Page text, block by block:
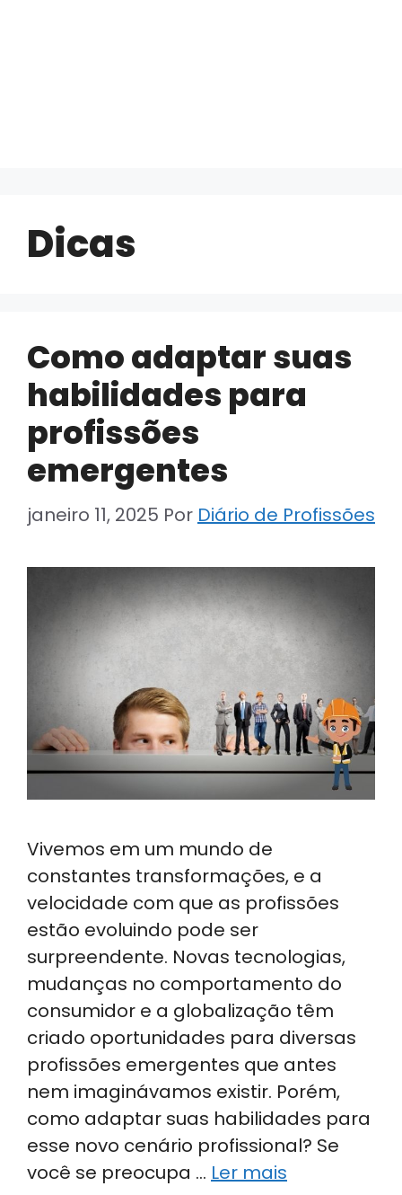
Dicas
Como adaptar suas
habilidades para
profissões
emergentes
janeiro 11, 2025 Por Diário de Profissões
Vivemos em um mundo de
constantes transformações, e a
velocidade com que as profissões
estão evoluindo pode ser
surpreendente. Novas tecnologias,
mudanças no comportamento do
consumidor e a globalização têm
criado oportunidades para diversas
profissões emergentes que antes
nem imaginávamos existir. Porém,
como adaptar suas habilidades para
esse novo cenário profissional? Se
você se preocupa … Ler mais